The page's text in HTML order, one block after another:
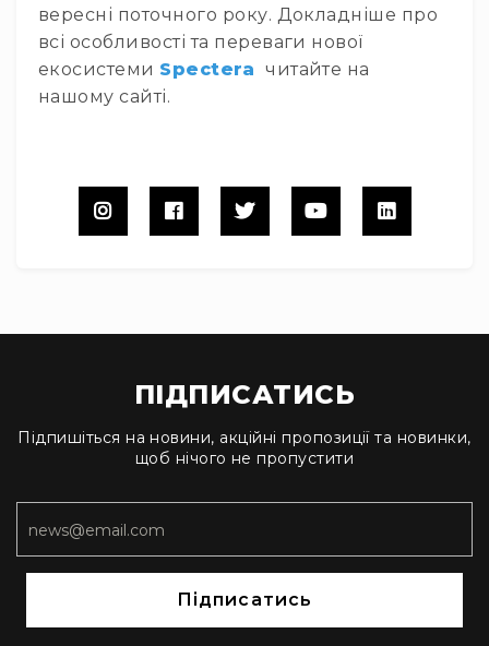
Аксесуари
Стійки
кріплення
Захисні
кейси
Розвантажувальні
системи
Стільці
банкетки
та
атрібутика
Домашнє
аудіо
вересні поточного року. Докладніше про
всі особливості та переваги нової
екосистеми Spectera читайте на
нашому сайті.
ПІДПИСАТИСЬ
Підпишіться на новини, акційні пропозиції та новинки,
щоб нічого не пропустити
Підписатись